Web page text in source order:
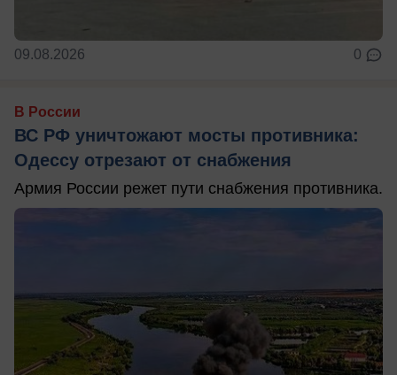
09.08.2026 0
В России
ВС РФ уничтожают мосты противника:
Одессу отрезают от снабжения
Армия России режет пути снабжения противника.